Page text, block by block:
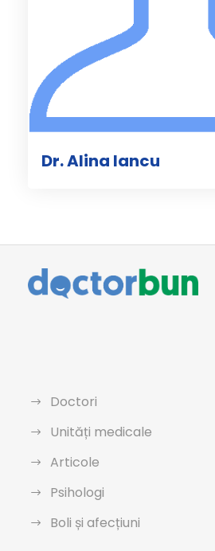
Dr. Alina Iancu
Doctori
Unități medicale
Articole
Psihologi
Boli și afecțiuni